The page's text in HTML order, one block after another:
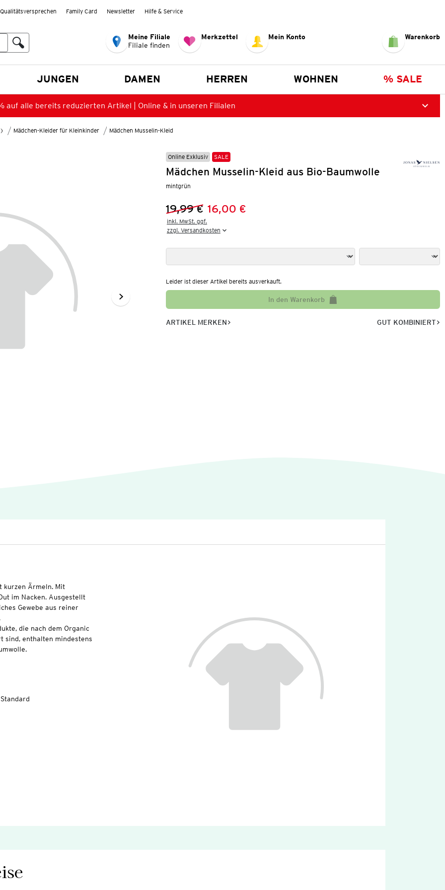
Qualitätsversprechen Family Card Newsletter Hilfe & Service
Meine Filiale
Filiale finden
Merkzettel Mein Konto Warenkorb
JUNGEN DAMEN HERREN WOHNEN % SALE
auf alle bereits reduzierten Artikel | Online & in unseren Filialen
Mädchen-Kleider für Kleinkinder Mädchen Musselin-Kleid
Online Exklusiv SALE
Mädchen Musselin-Kleid aus Bio-Baumwolle
mintgrün
Vorheriger Preis:
19,99 €
Neuer Preis:16,00 €
inkl. MwSt. ggf.
zzgl. Versandkosten
Leider ist dieser Artikel bereits ausverkauft.
In den Warenkorb
ARTIKEL MERKEN GUT KOMBINIERT
kurzen Ärmeln. Mit
im Nacken. Ausgestellt
Gewebe aus reiner
die nach dem Organic
sind, enthalten mindestens